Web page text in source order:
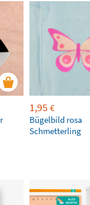
1,95 €
Bügelbild rosa
Schmetterling